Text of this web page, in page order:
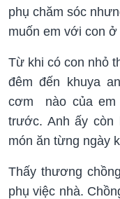
phụ chăm sóc
muốn em với con
Từ khi có con nhỏ
đêm đến khuya
cơm nào của em
trước. Anh ấy còn
món ăn từng ngày
Thấy thương
phụ việc nhà.